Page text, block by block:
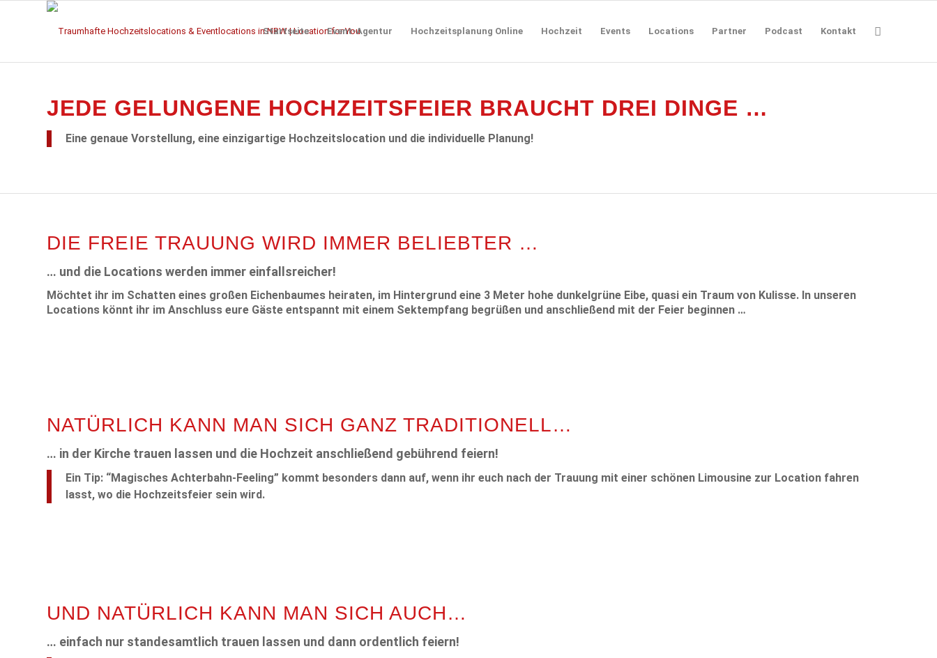
Startseite Event-Agentur Hochzeitsplanung Online Hochzeit Events Locations Partner Podcast Kontakt
JEDE GELUNGENE HOCHZEITSFEIER BRAUCHT DREI DINGE …
Eine genaue Vorstellung, eine einzigartige Hochzeitslocation und die individuelle Planung!
DIE FREIE TRAUUNG WIRD IMMER BELIEBTER …
… und die Locations werden immer einfallsreicher!
Möchtet ihr im Schatten eines großen Eichenbaumes heiraten, im Hintergrund eine 3 Meter hohe dunkelgrüne Eibe, quasi ein Traum von Kulisse. In unseren
Locations könnt ihr im Anschluss eure Gäste entspannt mit einem Sektempfang begrüßen und anschließend mit der Feier beginnen …
NATÜRLICH KANN MAN SICH GANZ TRADITIONELL…
… in der Kirche trauen lassen und die Hochzeit anschließend gebührend feiern!
Ein Tip: “Magisches Achterbahn-Feeling” kommt besonders dann auf, wenn ihr euch nach der Trauung mit einer schönen Limousine zur Location fahren
lasst, wo die Hochzeitsfeier sein wird.
UND NATÜRLICH KANN MAN SICH AUCH…
… einfach nur standesamtlich trauen lassen und dann ordentlich feiern!